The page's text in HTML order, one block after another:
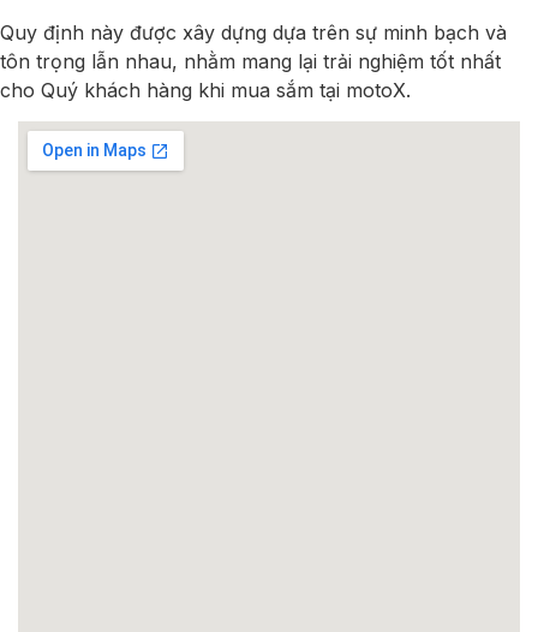
Quy định này được xây dựng dựa trên sự minh bạch và
tôn trọng lẫn nhau, nhằm mang lại trải nghiệm tốt nhất
cho Quý khách hàng khi mua sắm tại motoX.